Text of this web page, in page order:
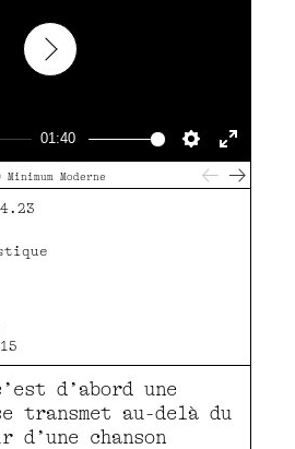
01:40
Settings
Enter
Play
Minimum Moderne
d’abord une
transmet au-delà du
chanson